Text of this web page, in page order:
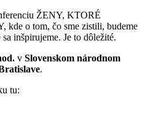
ŽENY, KTORÉ
o tom, čo sme zistili, budeme
inšpirujeme. Je to dôležité.
v Slovenskom národnom
.
tu: